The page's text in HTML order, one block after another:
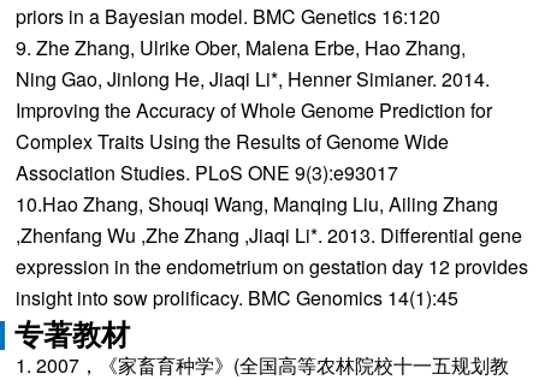
priors in a Bayesian model. BMC Genetics 16:120
9. Zhe Zhang, Ulrike Ober, Malena Erbe, Hao Zhang,
Ning Gao, Jinlong He, Jiaqi Li*, Henner Simianer. 2014.
Improving the Accuracy of Whole Genome Prediction for
Complex Traits Using the Results of Genome Wide
Association Studies. PLoS ONE 9(3):e93017
10.Hao Zhang, Shouqi Wang, Manqing Liu, Ailing Zhang
,Zhenfang Wu ,Zhe Zhang ,Jiaqi Li*. 2013. Differential gene
expression in the endometrium on gestation day 12 provides
insight into sow prolificacy. BMC Genomics 14(1):45
专著教材
1. 2007，《家畜育种学》(全国高等农林院校十一五规划教